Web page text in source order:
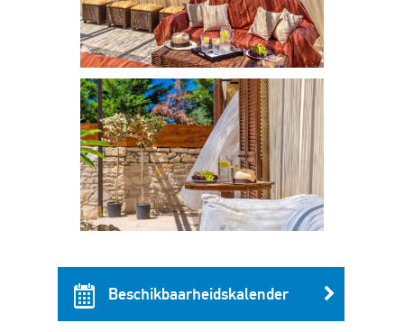
Beschikbaarheidskalender